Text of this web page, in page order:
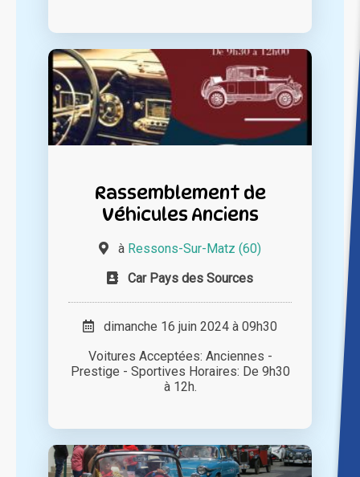
Rassemblement de
Véhicules Anciens
à Ressons-Sur-Matz (60)
Car Pays des Sources
dimanche 16 juin 2024 à 09h30
Voitures Acceptées: Anciennes -
Prestige - Sportives Horaires: De 9h30
à 12h.